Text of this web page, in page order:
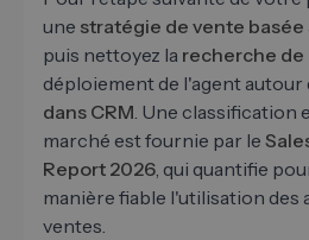
une stratégie de vente basée
puis nettoyez la recherche de
déploiement de l'agent autour
dans CRM. Une classification
marché est fournie par le
Report 2026, qui quantifie
manière fiable l'utilisation des
ventes.